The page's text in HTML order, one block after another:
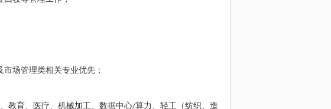
场管理类相关专业优先；
教育、医疗、机械加工、数据中心/算力、轻工（纺织、造